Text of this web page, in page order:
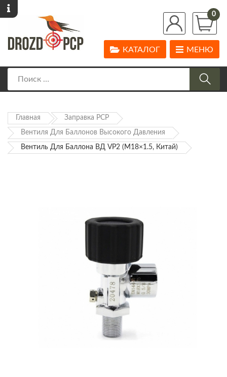
0
МЕНЮ
КАТАЛОГ
Главная Заправка PCP
Вентиля Для Баллонов Высокого Давления
Вентиль Для Баллона ВД VP2 (М18×1.5, Китай)